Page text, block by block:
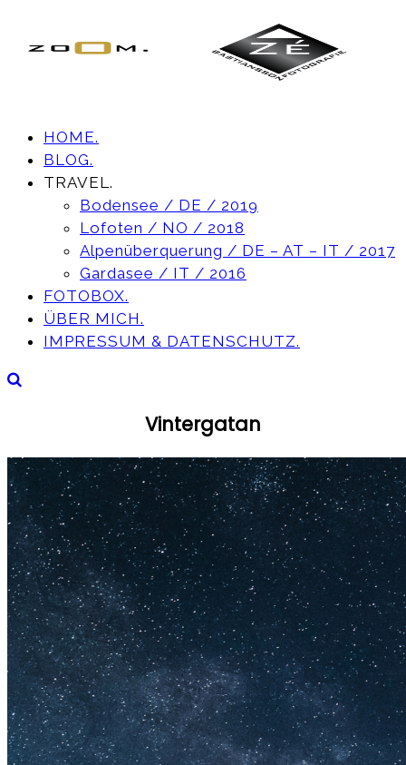
HOME.
BLOG.
TRAVEL.
Bodensee / DE / 2019
Lofoten / NO / 2018
Alpenüberquerung / DE – AT – IT / 2017
Gardasee / IT / 2016
FOTOBOX.
ÜBER MICH.
IMPRESSUM & DATENSCHUTZ.
Vintergatan